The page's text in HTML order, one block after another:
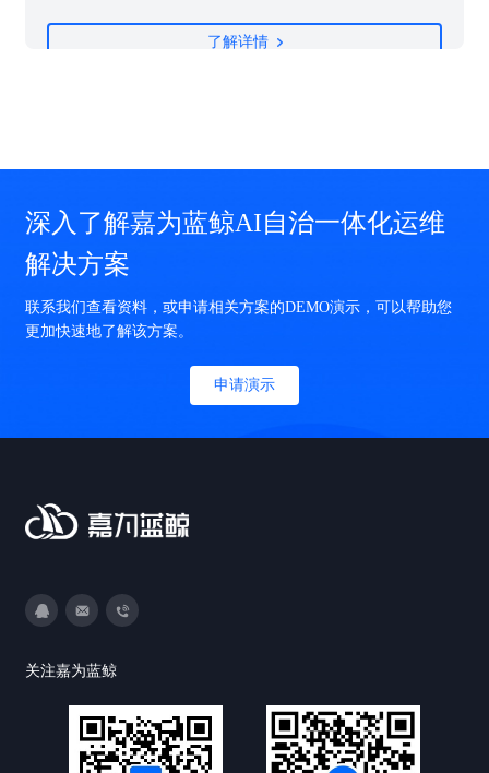
了解详情
深入了解嘉为蓝鲸AI自治一体化运维
解决方案
联系我们查看资料，或申请相关方案的DEMO演示，可以帮助您
更加快速地了解该方案。
申请演示
关注嘉为蓝鲸